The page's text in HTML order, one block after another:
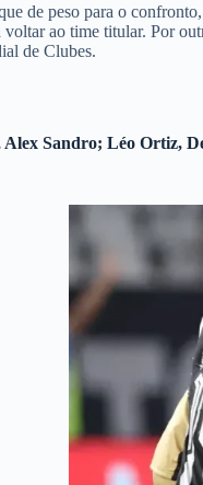
de peso para o
ao time titular. Por
de Clubes.
Alex Sandro; Léo Ortiz,